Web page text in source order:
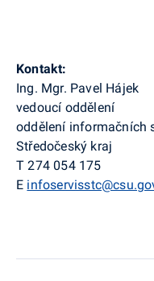
Kontakt:
Ing. Mgr. Pavel Hájek
vedoucí oddělení
oddělení informačních
Středočeský kraj
T 274 054 175
E